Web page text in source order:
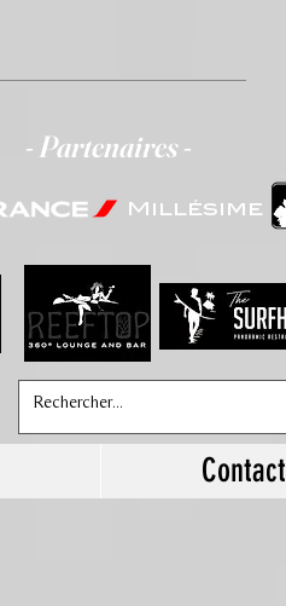
- Partenaires -
Millésime
Contact